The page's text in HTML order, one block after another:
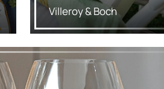
Villeroy & Boch